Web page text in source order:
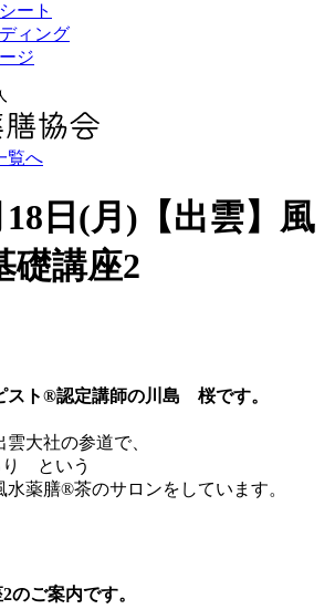
ート
ィング
ジ
覧へ
18日(月)【出雲】風
礎講座2
スト®認定講師の川島 桜です。
大社の参道で、
り という
薬膳®茶のサロンをしています。
のご案内です。